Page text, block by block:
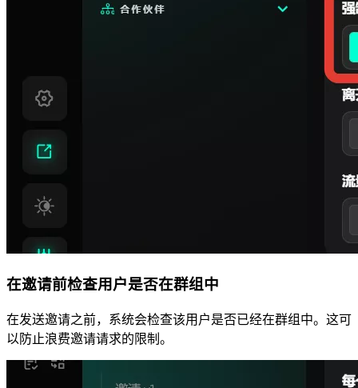
在邀请前检查用户是否在群组中
在发送邀请之前，系统会检查该用户是否已经在群组中。这可
以防止浪费邀请请求的限制。